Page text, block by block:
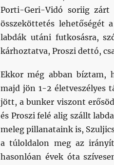
Porti-Geri-Vidó soriig zárt
összeköttetés lehetőségét
labdák utáni futkosásra,
kárhoztatva, Proszi dettó,
Ekkor még abban bíztam,
majd jön 1-2 életveszélyes
jött, a bunker viszont
és Proszi felé alig szállt
meleg pillanataink is,
a túloldalon meg az
hasonlóan évek óta